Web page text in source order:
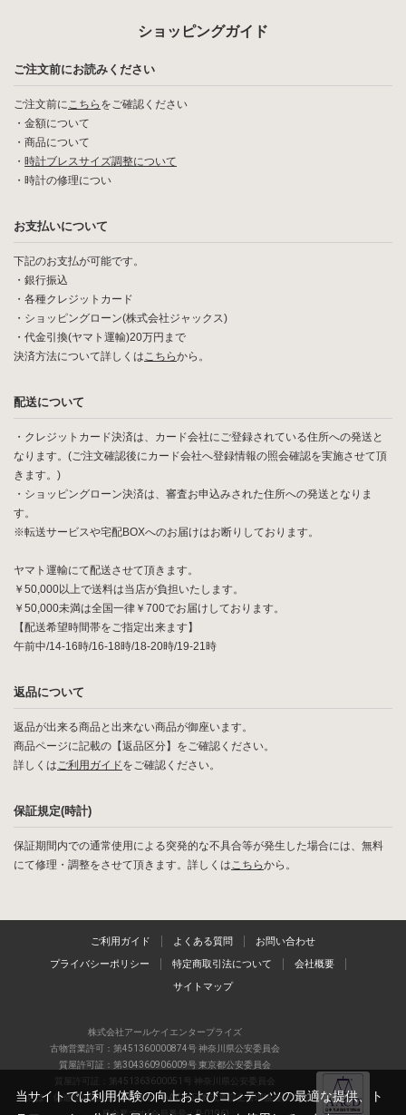
ショッピングガイド
ご注文前にお読みください
ご注文前にこちら をご確認ください
・ 金額について
・ 商品について
・ 時計ブレスサイズ調整について
・ 時計の修理につい
お支払いについて
下記のお支払が可能です。
・銀行振込
・各種クレジットカード
・ショッピングローン(株式会社ジャックス)
・代金引換(ヤマト運輸)20万円まで
決済方法について詳しくはこちらから。
配送について
・クレジットカード決済は、カード会社にご登録されている住所への発送と
なります。(ご注文確認後にカード会社へ登録情報の照会確認を実施させて頂
きます。)
・ショッピングローン決済は、審査お申込みされた住所への発送となりま
す。
※転送サービスや宅配BOXへのお届けはお断りしております。
ヤマト運輸にて配送させて頂きます。
￥50,000以上で送料は当店が負担いたします。
￥50,000未満は全国一律￥700でお届けしております。
【配送希望時間帯をご指定出来ます】
午前中/14-16時/16-18時/18-20時/19-21時
返品について
返品が出来る商品と出来ない商品が御座います。
商品ページに記載の【返品区分】をご確認ください。
詳しくはご利用ガイドをご確認ください。
保証規定(時計)
保証期間内での通常使用による突発的な不具合等が発生した場合には、無料
にて修理・調整をさせて頂きます。詳しくはこちらから。
ご利用ガイド よくある質問 お問い合わせ
プライバシーポリシー 特定商取引法について 会社概要
サイトマップ
株式会社アールケイエンタープライズ
古物営業許可：第451360000874号 神奈川県公安委員会
質屋許可証：第304360906009号 東京都公安委員会
質屋許可証：第451363600051号 神奈川県公安委員会
当店は、偽造品の流通防止を目指すAACD(日本流通自主管理協会)の正会
当サイトでは利用体験の向上およびコンテンツの最適な提供、ト